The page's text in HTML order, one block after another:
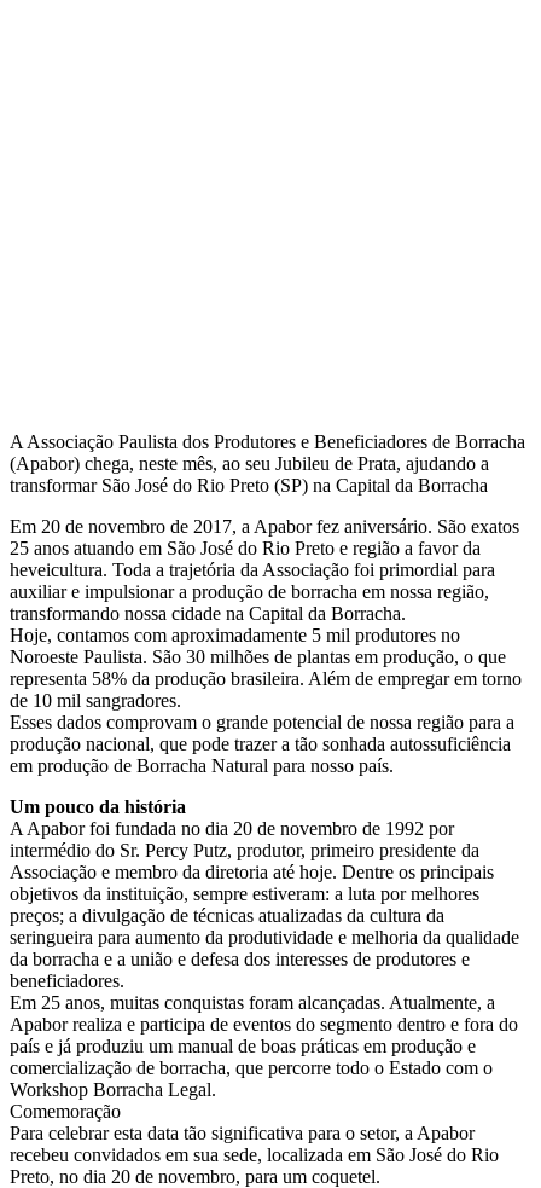
A Associação Paulista dos Produtores e Beneficiadores de Borracha
(Apabor) chega, neste mês, ao seu Jubileu de Prata, ajudando a
transformar São José do Rio Preto (SP) na Capital da Borracha
Em 20 de novembro de 2017, a Apabor fez aniversário. São exatos
25 anos atuando em São José do Rio Preto e região a favor da
heveicultura. Toda a trajetória da Associação foi primordial para
auxiliar e impulsionar a produção de borracha em nossa região,
transformando nossa cidade na Capital da Borracha.
Hoje, contamos com aproximadamente 5 mil produtores no
Noroeste Paulista. São 30 milhões de plantas em produção, o que
representa 58% da produção brasileira. Além de empregar em torno
de 10 mil sangradores.
Esses dados comprovam o grande potencial de nossa região para a
produção nacional, que pode trazer a tão sonhada autossuficiência
em produção de Borracha Natural para nosso país.
Um pouco da história
A Apabor foi fundada no dia 20 de novembro de 1992 por
intermédio do Sr. Percy Putz, produtor, primeiro presidente da
Associação e membro da diretoria até hoje. Dentre os principais
objetivos da instituição, sempre estiveram: a luta por melhores
preços; a divulgação de técnicas atualizadas da cultura da
seringueira para aumento da produtividade e melhoria da qualidade
da borracha e a união e defesa dos interesses de produtores e
beneficiadores.
Em 25 anos, muitas conquistas foram alcançadas. Atualmente, a
Apabor realiza e participa de eventos do segmento dentro e fora do
país e já produziu um manual de boas práticas em produção e
comercialização de borracha, que percorre todo o Estado com o
Workshop Borracha Legal.
Comemoração
Para celebrar esta data tão significativa para o setor, a Apabor
recebeu convidados em sua sede, localizada em São José do Rio
Preto, no dia 20 de novembro, para um coquetel.